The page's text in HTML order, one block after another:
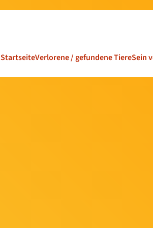
StartseiteVerlorene / gefundene TiereSein